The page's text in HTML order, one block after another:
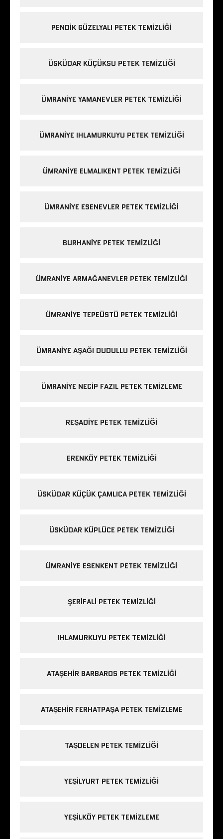
PENDIK GÜZELYALI PETEK TEMIZLIĞI
ÜSKÜDAR KÜÇÜKSU PETEK TEMIZLIĞI
ÜMRANIYE YAMANEVLER PETEK TEMIZLIĞI
ÜMRANIYE IHLAMURKUYU PETEK TEMIZLIĞI
ÜMRANIYE ELMALIKENT PETEK TEMIZLIĞI
ÜMRANIYE ESENEVLER PETEK TEMIZLIĞI
BURHANIYE PETEK TEMIZLIĞI
ÜMRANIYE ARMAĞANEVLER PETEK TEMIZLIĞI
ÜMRANIYE TEPEÜSTÜ PETEK TEMIZLIĞI
ÜMRANIYE AŞAĞI DUDULLU PETEK TEMIZLIĞI
ÜMRANIYE NECIP FAZIL PETEK TEMIZLEME
REŞADIYE PETEK TEMIZLIĞI
ERENKÖY PETEK TEMIZLIĞI
ÜSKÜDAR KÜÇÜK ÇAMLICA PETEK TEMIZLIĞI
ÜSKÜDAR KÜPLÜCE PETEK TEMIZLIĞI
ÜMRANIYE ESENKENT PETEK TEMIZLIĞI
ŞERIFALI PETEK TEMIZLIĞI
IHLAMURKUYU PETEK TEMIZLIĞI
ATAŞEHIR BARBAROS PETEK TEMIZLIĞI
ATAŞEHIR FERHATPAŞA PETEK TEMIZLEME
TAŞDELEN PETEK TEMIZLIĞI
YEŞILYURT PETEK TEMIZLIĞI
YEŞILKÖY PETEK TEMIZLEME